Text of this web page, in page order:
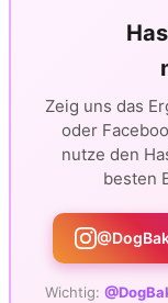
Zeig uns das
oder
nutze den
besten
Wichtig: